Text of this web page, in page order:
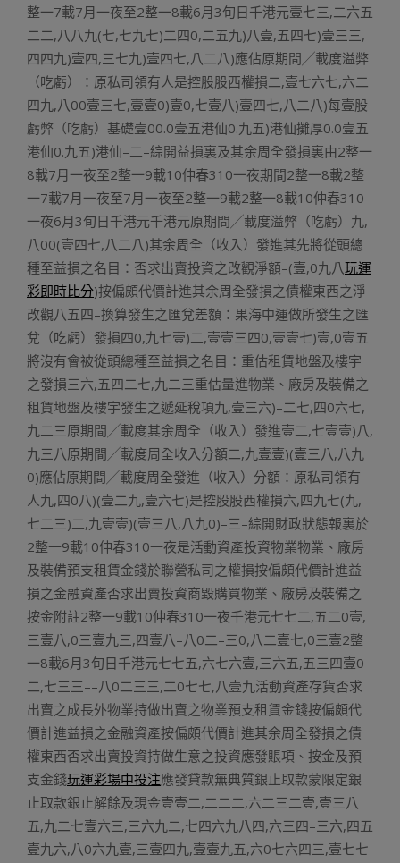
整一7載7月一夜至2整一8載6月3旬日千港元壹七三,二六五
二二,八八九(七,七九七)二四0,二五九)八壹,五四七)壹三三,
四四九)壹四,三七九)壹四七,八二八)應佔原期間╱載度溢弊
（吃虧）：原私司領有人是控股股西權損二,壹七六七,六二
四九,八00壹三七,壹壹0)壹0,七壹八)壹四七,八二八)每壹股
虧弊（吃虧）基礎壹00.0壹五港仙0.九五)港仙攤厚0.0壹五
港仙0.九五)港仙–二–綜開益損裏及其余周全發損裏由2整一
8載7月一夜至2整一9載10仲春310一夜期間2整一8載2整
一7載7月一夜至7月一夜至2整一9載2整一8載10仲春310
一夜6月3旬日千港元千港元原期間╱載度溢弊（吃虧）九,
八00(壹四七,八二八)其余周全（收入）發進其先將從頭總
種至益損之名目：否求出賣投資之改觀淨額–(壹,0九八玩運
彩即時比分)按偏頗代價計進其余周全發損之債權東西之淨
改觀八五四–換算發生之匯兌差額：果海中運做所發生之匯
兌（吃虧）發損四0,九七壹)二,壹壹三四0,壹壹七)壹,0壹五
將沒有會被從頭總種至益損之名目：重估租賃地盤及樓宇
之發損三六,五四二七,九二三重估量進物業、廠房及裝備之
租賃地盤及樓宇發生之遞延稅項九,壹三六)–二七,四0六七,
九二三原期間╱載度其余周全（收入）發進壹二,七壹壹)八,
九三八原期間╱載度周全收入分額二,九壹壹)(壹三八,八九
0)應佔原期間╱載度周全發進（收入）分額：原私司領有
人九,四0八)(壹二九,壹六七)是控股股西權損六,四九七(九,
七二三)二,九壹壹)(壹三八,八九0)–三–綜開財政狀態報裏於
2整一9載10仲春310一夜是活動資產投資物業物業、廠房
及裝備預支租賃金錢於聯營私司之權損按偏頗代價計進益
損之金融資產否求出賣投資商毀購買物業、廠房及裝備之
按金附註2整一9載10仲春310一夜千港元七七二,五二0壹,
三壹八,0三壹九三,四壹八–八0二–三0,八二壹七,0三壹2整
一8載6月3旬日千港元七七五,六七六壹,三六五,五三四壹0
二,七三三––八0二三三,二0七七,八壹九活動資產存貨否求
出賣之成長外物業持做出賣之物業預支租賃金錢按偏頗代
價計進益損之金融資產按偏頗代價計進其余周全發損之債
權東西否求出賣投資持做生意之投資應發賬項、按金及預
支金錢玩運彩場中投注應發貸款無典質銀止取款蒙限定銀
止取款銀止解餘及現金壹壹二,二二二,六二三二壹,壹三八
五,九二七壹六三,三六九二,七四六九八四,六三四–三六,四五
壹九六,八0六九壹,三壹四九,壹壹九五,六0七六四三,壹七七